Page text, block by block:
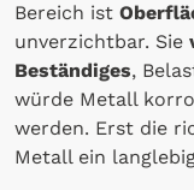
Bereich ist
unverzichtbar. Sie
Beständiges,
würde Metall
werden. Erst die
Metall ein